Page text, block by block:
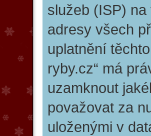
služeb (ISP)
adresy všech
uplatnění
ryby.cz“ má
uzamknout
považovat za
uloženými v